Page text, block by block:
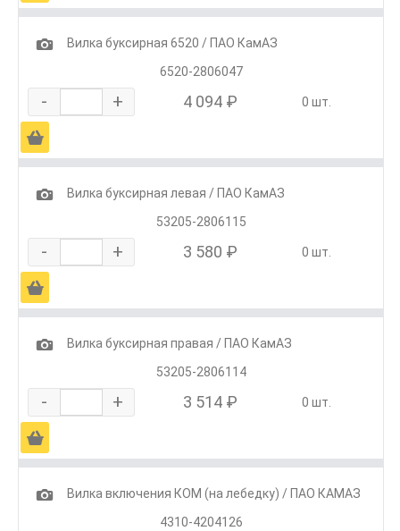
1
Вилка буксирная 6520 / ПАО КамАЗ
6520-2806047
- + 4 094 ₽ 0 шт.
Ä
1
Вилка буксирная левая / ПАО КамАЗ
53205-2806115
- + 3 580 ₽ 0 шт.
Ä
1
Вилка буксирная правая / ПАО КамАЗ
53205-2806114
- + 3 514 ₽ 0 шт.
Ä
1
Вилка включения КОМ (на лебедку) / ПАО КАМАЗ
4310-4204126